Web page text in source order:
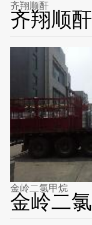
齐翔顺酐
齐翔顺酐
金岭二氯甲烷
金岭二